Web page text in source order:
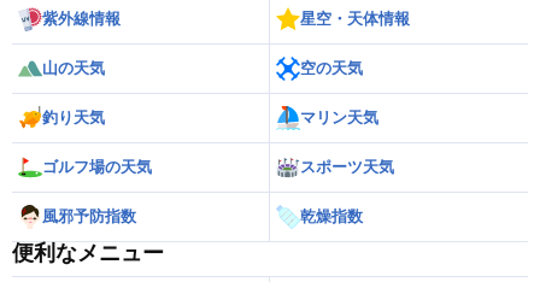
紫外線情報 星空・天体情報
山の天気 空の天気
釣り天気 マリン天気
ゴルフ場の天気 スポーツ天気
風邪予防指数 乾燥指数
便利なメニュー